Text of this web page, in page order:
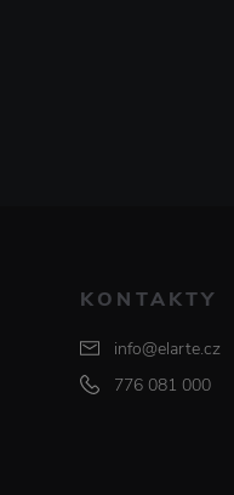
KONTAKTY
info@elarte.cz
776 081 000